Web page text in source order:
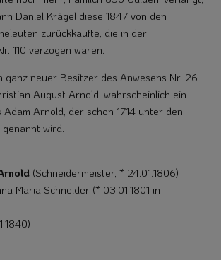
Daniel Krägel diese 1847 von den
zurückkaufte, die in der
110 verzogen waren.
ganz neuer Besitzer des Anwesens Nr. 26
August Arnold, wahrscheinlich ein
Adam Arnold, der schon 1714 unter den
wird.
(Schneidermeister, * 24.01.1806)
Maria Schneider (* 03.01.1801 in